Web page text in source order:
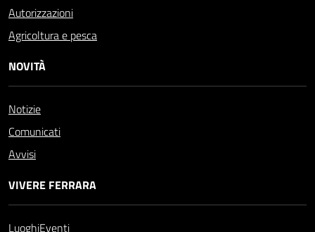
Autorizzazioni
Agricoltura e pesca
NOVITÀ
Notizie
Comunicati
Avvisi
VIVERE FERRARA
LuoghiEventi